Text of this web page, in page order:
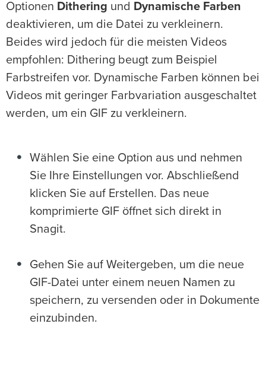
Optionen Dithering und Dynamische Farben
deaktivieren, um die Datei zu verkleinern.
Beides wird jedoch für die meisten Videos
empfohlen: Dithering beugt zum Beispiel
Farbstreifen vor. Dynamische Farben können bei
Videos mit geringer Farbvariation ausgeschaltet
werden, um ein GIF zu verkleinern.
Wählen Sie eine Option aus und nehmen
Sie Ihre Einstellungen vor. Abschließend
klicken Sie auf Erstellen. Das neue
komprimierte GIF öffnet sich direkt in
Snagit.
Gehen Sie auf Weitergeben, um die neue
GIF-Datei unter einem neuen Namen zu
speichern, zu versenden oder in Dokumente
einzubinden.